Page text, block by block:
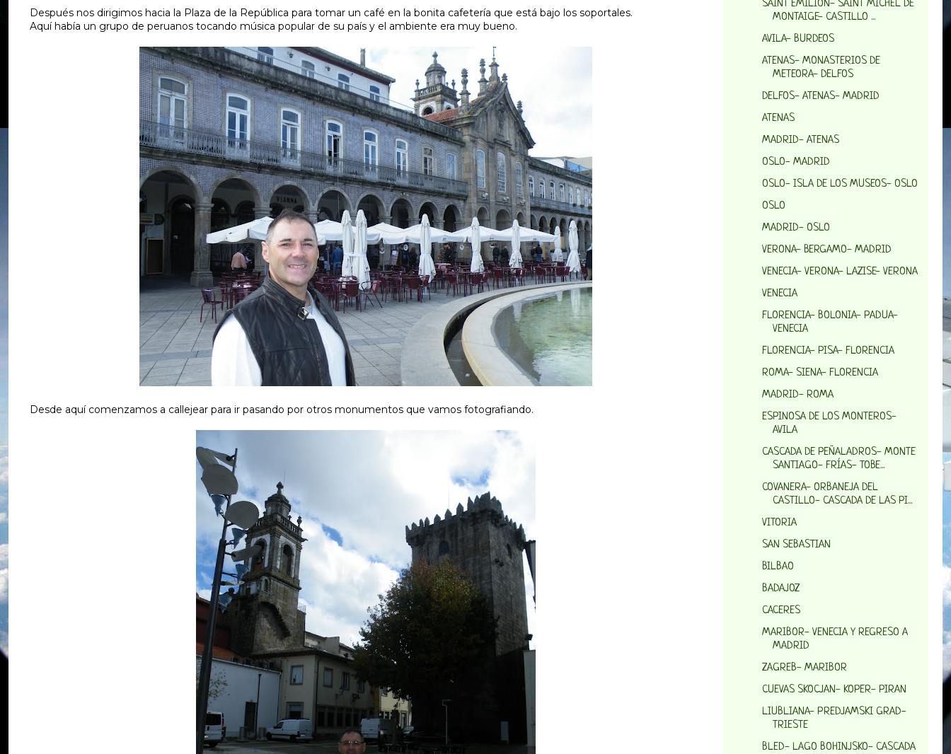
Después nos dirigimos hacia la Plaza de la República para tomar un café en la bonita cafetería que está bajo los soportales.
Aquí había un grupo de peruanos tocando música popular de su país y el ambiente era muy bueno.
Desde aquí comenzamos a callejear para ir pasando por otros monumentos que vamos fotografiando.
SAINT EMILION- SAINT MICHEL DE
MONTAIGE- CASTILLO ...
AVILA- BURDEOS
ATENAS- MONASTERIOS DE
METEORA- DELFOS
DELFOS- ATENAS- MADRID
ATENAS
MADRID- ATENAS
OSLO- MADRID
OSLO- ISLA DE LOS MUSEOS- OSLO
OSLO
MADRID- OSLO
VERONA- BERGAMO- MADRID
VENECIA- VERONA- LAZISE- VERONA
VENECIA
FLORENCIA- BOLONIA- PADUA-
VENECIA
FLORENCIA- PISA- FLORENCIA
ROMA- SIENA- FLORENCIA
MADRID- ROMA
ESPINOSA DE LOS MONTEROS-
AVILA
CASCADA DE PEÑALADROS- MONTE
SANTIAGO- FRÍAS- TOBE...
COVANERA- ORBANEJA DEL
CASTILLO- CASCADA DE LAS PI...
VITORIA
SAN SEBASTIAN
BILBAO
BADAJOZ
CACERES
MARIBOR- VENECIA Y REGRESO A
MADRID
ZAGREB- MARIBOR
CUEVAS SKOCJAN- KOPER- PIRAN
LIUBLIANA- PREDJAMSKI GRAD-
TRIESTE
BLED- LAGO BOHINJSKO- CASCADA